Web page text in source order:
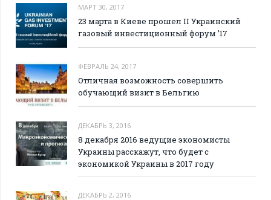
МАРТ 30, 2017
23 марта в Киеве прошел II Украинский
газовый инвестиционный форум ’17
ФЕВРАЛЬ 24, 2017
Отличная возможность совершить
обучающий визит в Бельгию
ДЕКАБРЬ 3, 2016
8 декабря 2016 ведущие экономисты
Украины расскажут, что будет с
экономикой Украины в 2017 году
ДЕКАБРЬ 2, 2016